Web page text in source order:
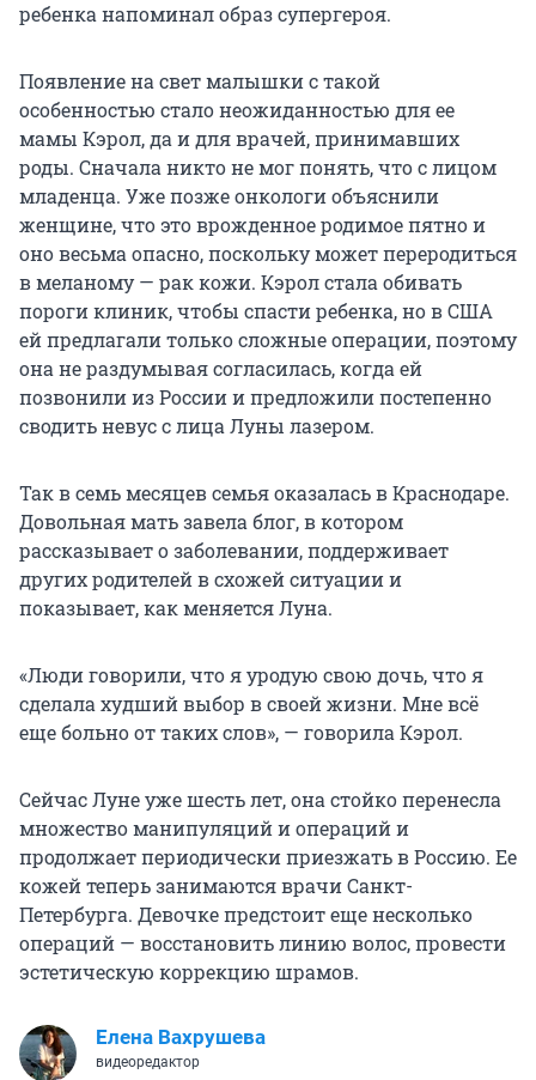
ребенка напоминал образ супергероя.
Появление на свет малышки с такой
особенностью стало неожиданностью для ее
мамы Кэрол, да и для врачей, принимавших
роды. Сначала никто не мог понять, что с лицом
младенца. Уже позже онкологи объяснили
женщине, что это врожденное родимое пятно и
оно весьма опасно, поскольку может переродиться
в меланому — рак кожи. Кэрол стала обивать
пороги клиник, чтобы спасти ребенка, но в США
ей предлагали только сложные операции, поэтому
она не раздумывая согласилась, когда ей
позвонили из России и предложили постепенно
сводить невус с лица Луны лазером.
Так в семь месяцев семья оказалась в Краснодаре.
Довольная мать завела блог, в котором
рассказывает о заболевании, поддерживает
других родителей в схожей ситуации и
показывает, как меняется Луна.
«Люди говорили, что я уродую свою дочь, что я
сделала худший выбор в своей жизни. Мне всё
еще больно от таких слов», — говорила Кэрол.
Сейчас Луне уже шесть лет, она стойко перенесла
множество манипуляций и операций и
продолжает периодически приезжать в Россию. Ее
кожей теперь занимаются врачи Санкт-
Петербурга. Девочке предстоит еще несколько
операций — восстановить линию волос, провести
эстетическую коррекцию шрамов.
Елена Вахрушева
видеоредактор